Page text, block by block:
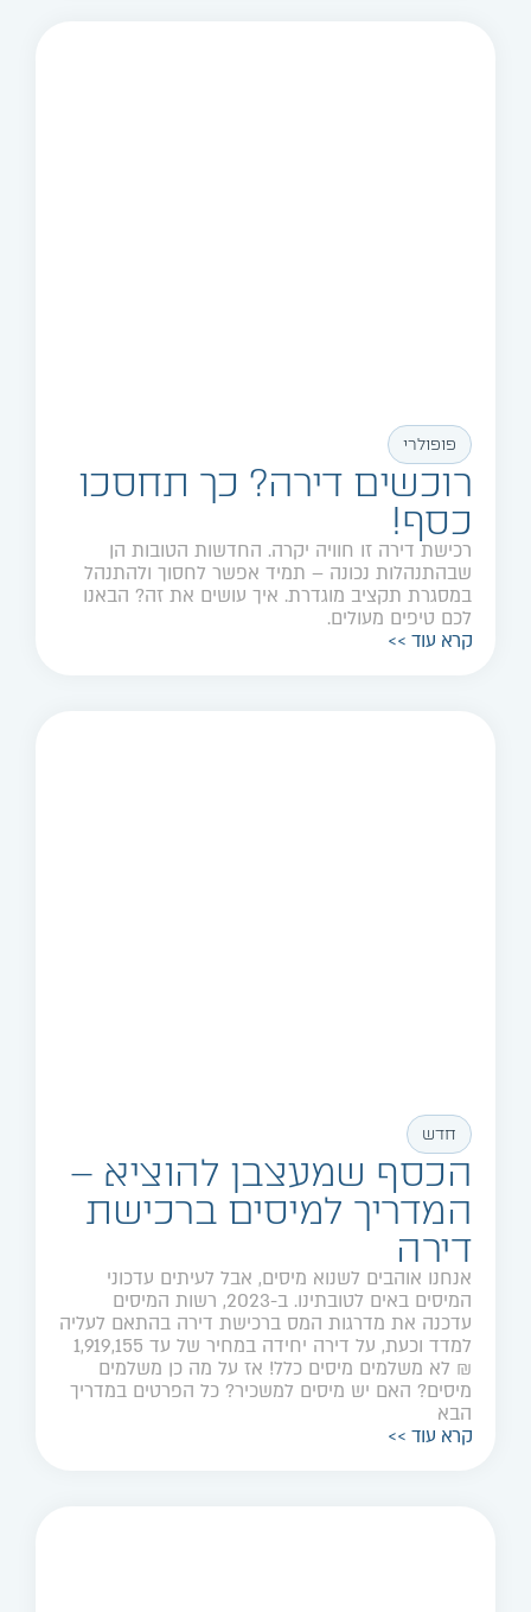
פופולרי
רוכשים דירה? כך תחסכו
כסף!
רכישת דירה זו חוויה יקרה. החדשות הטובות הן
שבהתנהלות נכונה – תמיד אפשר לחסוך ולהתנהל
במסגרת תקציב מוגדרת. איך עושים את זה? הבאנו
לכם טיפים מעולים.
קרא עוד >>
חדש
הכסף שמעצבן להוציא –
המדריך למיסים ברכישת
דירה
אנחנו אוהבים לשנוא מיסים, אבל לעיתים עדכוני
המיסים באים לטובתינו. ב-2023, רשות המיסים
עדכנה את מדרגות המס ברכישת דירה בהתאם לעליה
למדד וכעת, על דירה יחידה במחיר של עד 1,919,155
₪ לא משלמים מיסים כלל! אז על מה כן משלמים
מיסים? האם יש מיסים למשכיר? כל הפרטים במדריך
הבא
קרא עוד >>